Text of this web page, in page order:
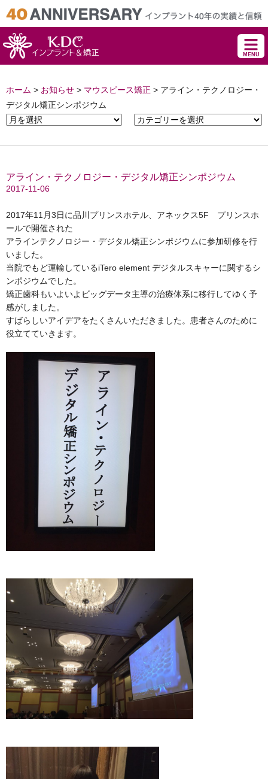
MENU
ホーム > お知らせ > マウスピース矯正 > アライン・テクノロジー・
デジタル矯正シンポジウム
アライン・テクノロジー・デジタル矯正シンポジウム
2017-11-06
2017年11月3日に品川プリンスホテル、アネックス5F プリンスホ
ールで開催された
アラインテクノロジー・デジタル矯正シンポジウムに参加研修を行
いました。
当院でもど運輸しているiTero element デジタルスキャーに関するシ
ンポジウムでした。
矯正歯科もいよいよビッグデータ主導の治療体系に移行してゆく予
感がしました。
すばらしいアイデアをたくさんいただきました。患者さんのために
役立てていきます。